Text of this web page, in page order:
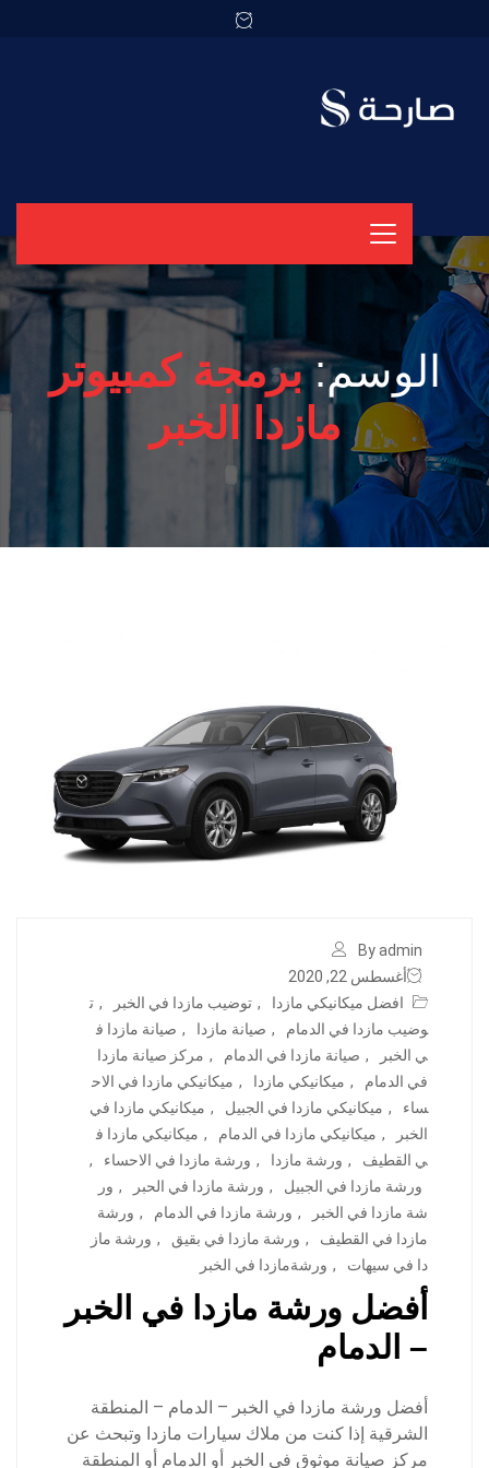
الوسم:برمجة كمبيوتر
مازدا الخبر
By admin
أغسطس 22, 2020
افضل ميكانيكي مازدا
, توضيب مازدا في الخبر , ت
وضيب مازدا في الدمام
, صيانة مازدا , صيانة مازدا ف
ي الخبر
, صيانة مازدا في الدمام , مركز صيانة مازدا
في الدمام
, ميكانيكي مازدا , ميكانيكي مازدا في الاح
ساء
, ميكانيكي مازدا في الجبيل , ميكانيكي مازدا في
الخبر
, ميكانيكي مازدا في الدمام , ميكانيكي مازدا ف
ي القطيف
, ورشة مازدا , ورشة مازدا في الاحساء
,
ورشة مازدا في الجبيل
, ورشة مازدا في الحبر , ور
شة مازدا في الخبر
, ورشة مازدا في الدمام , ورشة
مازدا في القطيف
, ورشة مازدا في بقيق , ورشة ماز
دا في سيهات
, ورشةمازدا في الخبر
أفضل ورشة مازدا في الخبر
– الدمام
أفضل ورشة مازدا في الخبر – الدمام – المنطقة
الشرقية إذا كنت من ملاك سيارات مازدا وتبحث عن
مركز صيانة موثوق في الخبر أو الدمام أو المنطقة